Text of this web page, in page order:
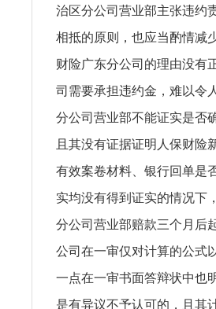
治区分公司营业部主张违约
相抵的原则，也应当酌情减
财险广东分公司的理由没有
司需要承担违约金，难以令
分公司营业部不能证实是否
且其没有证据证明人保财险
有效案卷材料、银行回单是
实均没有得到证实的情况下
分公司营业部赔款三个月后
公司在一审仅对计算的公式
一点在一审书面答辩状中也
是有异议不予认可的，且其